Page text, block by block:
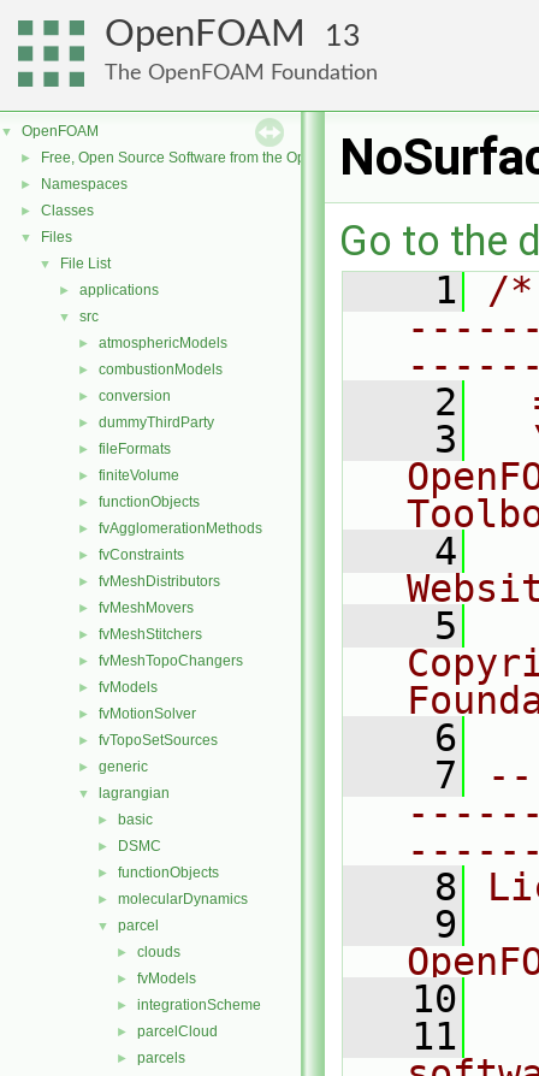
OpenFOAM 13
The OpenFOAM Foundation
▼ OpenFOAM
► Free, Open Source Software from the OpenFOAM Foundation
► Namespaces
► Classes
▼ Files
▼ File List
► applications
▼ src
► atmosphericModels
► combustionModels
► conversion
► dummyThirdParty
► fileFormats
► finiteVolume
► functionObjects
► fvAgglomerationMethods
► fvConstraints
► fvMeshDistributors
► fvMeshMovers
► fvMeshStitchers
► fvMeshTopoChangers
► fvModels
► fvMotionSolver
► fvTopoSetSources
► generic
▼ lagrangian
► basic
► DSMC
► functionObjects
► molecularDynamics
▼ parcel
► clouds
► fvModels
► integrationScheme
► parcelCloud
► parcels
Go to the
    1
/
    2
    3
    4
    5
    6
    7
    8
    9
   10
   11